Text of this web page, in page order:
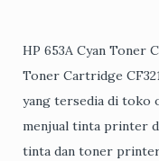
HP 653A Cyan Toner
Toner Cartridge
yang tersedia di toko
menjual tinta printer
tinta dan toner